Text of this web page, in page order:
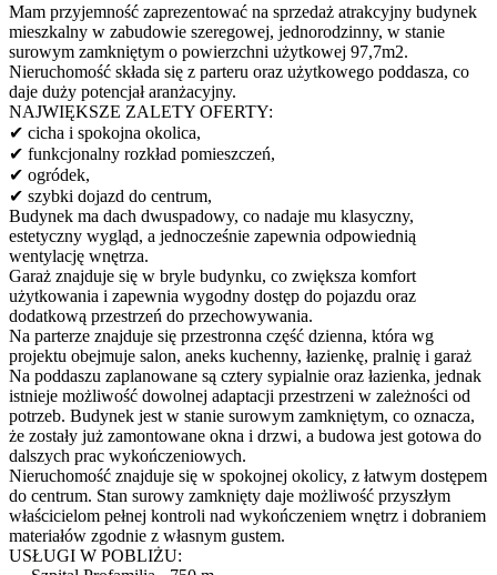
Mam przyjemność zaprezentować na sprzedaż atrakcyjny budynek
mieszkalny w zabudowie szeregowej, jednorodzinny, w stanie
surowym zamkniętym o powierzchni użytkowej 97,7m2.
Nieruchomość składa się z parteru oraz użytkowego poddasza, co
daje duży potencjał aranżacyjny.
NAJWIĘKSZE ZALETY OFERTY:
✔ cicha i spokojna okolica,
✔ funkcjonalny rozkład pomieszczeń,
✔ ogródek,
✔ szybki dojazd do centrum,
Budynek ma dach dwuspadowy, co nadaje mu klasyczny,
estetyczny wygląd, a jednocześnie zapewnia odpowiednią
wentylację wnętrza.
Garaż znajduje się w bryle budynku, co zwiększa komfort
użytkowania i zapewnia wygodny dostęp do pojazdu oraz
dodatkową przestrzeń do przechowywania.
Na parterze znajduje się przestronna część dzienna, która wg
projektu obejmuje salon, aneks kuchenny, łazienkę, pralnię i garaż
Na poddaszu zaplanowane są cztery sypialnie oraz łazienka, jednak
istnieje możliwość dowolnej adaptacji przestrzeni w zależności od
potrzeb. Budynek jest w stanie surowym zamkniętym, co oznacza,
że zostały już zamontowane okna i drzwi, a budowa jest gotowa do
dalszych prac wykończeniowych.
Nieruchomość znajduje się w spokojnej okolicy, z łatwym dostępem
do centrum. Stan surowy zamknięty daje możliwość przyszłym
właścicielom pełnej kontroli nad wykończeniem wnętrz i dobraniem
materiałów zgodnie z własnym gustem.
USŁUGI W POBLIŻU: